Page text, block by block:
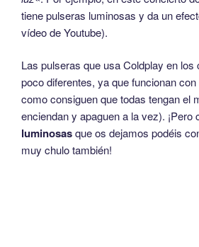
tiene pulseras luminosas y da un
vídeo de Youtube).
Las pulseras que usa Coldplay en
poco diferentes, ya que funcionan
como consiguen que todas tengan el
enciendan y apaguen a la vez). ¡Pero
luminosasque os dejamos podéis
muy chulo también!